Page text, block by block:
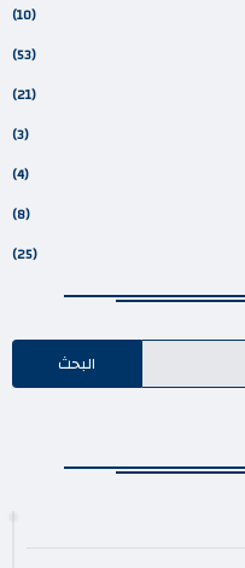
(10)
(53)
(21)
(3)
(4)
(8)
(25)